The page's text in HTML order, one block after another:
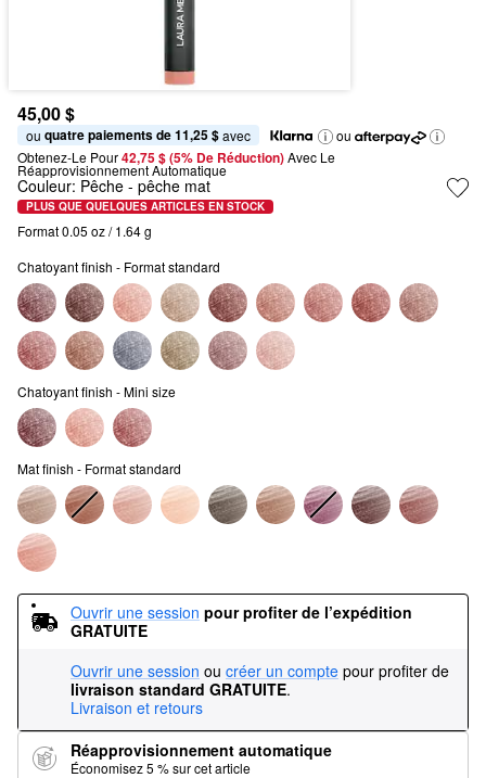
45,00 $
ou quatre paiements de 11,25 $ avec
ou
Obtenez-Le Pour42,75 $ (5% De Réduction) Avec Le
Réapprovisionnement Automatique
Couleur: Pêche - pêche mat
PLUS QUE QUELQUES ARTICLES EN STOCK
Format 0.05 oz / 1.64 g
Chatoyant finish - Format standard
Chatoyant finish - Mini size
Mat finish - Format standard
Ouvrir une session pour profiter de l’expédition
GRATUITE
Ouvrir une session ou créer un compte pour profiter de
livraison standard GRATUITE.
Livraison et retours
Réapprovisionnement automatique
Économisez 5 % sur cet article